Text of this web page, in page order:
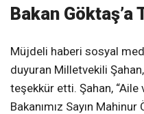
Bakan Göktaş’a
Müjdeli haberi sosyal
duyuran Milletvekili
teşekkür etti. Şahan,
Bakanımız Sayın